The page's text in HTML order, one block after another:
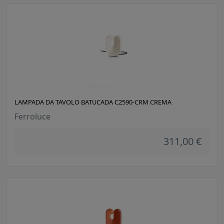
LAMPADA DA TAVOLO BATUCADA C2590-CRM CREMA
Ferroluce
311,00 €